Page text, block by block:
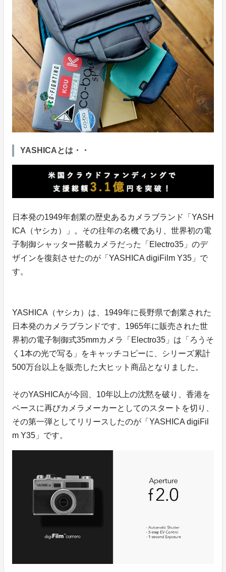
YASHICAとは・・
日本発の1949年創業の歴史あるカメラブランド「YASH
ICA（ヤシカ）」。その往年の名機であり、世界初の電
子制御シャッター搭載カメラだった「Electro35」のデ
ザインを復刻させたのが「YASHICA digiFilm Y35」で
す。
YASHICA（ヤシカ）は、1949年に長野県で創業された
日本発のカメラブランドです。1965年に販売された世
界初の電子制御式35mmカメラ「Electro35」は「ろうそ
く1本の光で写る」をキャッチコピーに、シリーズ累計
500万台以上を販売した大ヒット商品となりました。
そのYASHICAが今回、10年以上の沈黙を破り、香港を
ベースに再びカメラメーカーとしてのスタートを切り、
その第一弾としてリリースしたのが「YASHICA digiFil
m Y35」です。